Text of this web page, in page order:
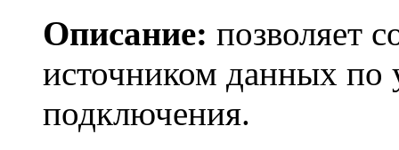
Описание: позволяет
источником данных по
подключения.